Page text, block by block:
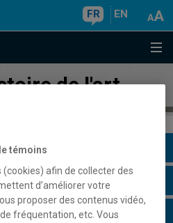
FR EN
de l'art
témoins
afin de collecter des
d’améliorer votre
proposer des contenus vidéo,
fréquentation, etc. Vous